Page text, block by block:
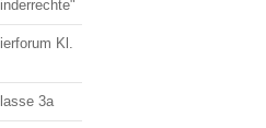
Kl.
3a